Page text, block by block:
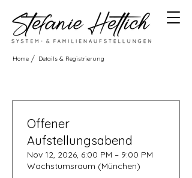
Home / Details & Registrierung
Offener
Aufstellungsabend
Nov 12, 2026, 6:00 PM – 9:00 PM
Wachstumsraum (München)